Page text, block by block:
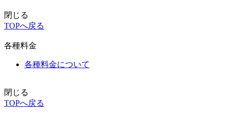
閉じる
TOPへ戻る
各種料金
各種料金について
閉じる
TOPへ戻る